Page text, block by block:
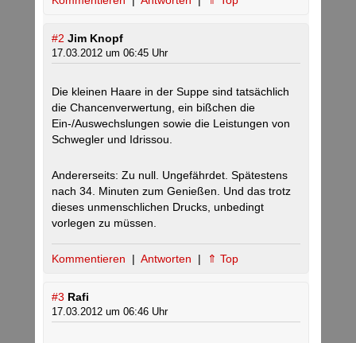
#2 Jim Knopf
17.03.2012 um 06:45 Uhr
Die kleinen Haare in der Suppe sind tatsächlich
die Chancenverwertung, ein bißchen die
Ein-/Auswechslungen sowie die Leistungen von
Schwegler und Idrissou.
Andererseits: Zu null. Ungefährdet. Spätestens
nach 34. Minuten zum Genießen. Und das trotz
dieses unmenschlichen Drucks, unbedingt
vorlegen zu müssen.
Kommentieren | Antworten | ⇑ Top
#3 Rafi
17.03.2012 um 06:46 Uhr